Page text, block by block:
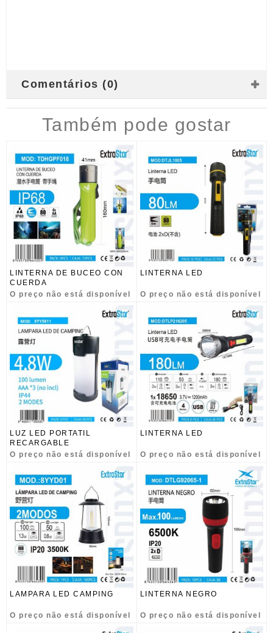
Comentários (0)
Também pode gostar
LINTERNA DE BUCEO CON
CUERDA
O preço não está disponível
LINTERNA LED
O preço não está disponível
LUZ LED PORTATIL
RECARGABLE
O preço não está disponível
LINTERNA LED
O preço não está disponível
LAMPARA LED CAMPING
O preço não está disponível
LINTERNA NEGRO
O preço não está disponível